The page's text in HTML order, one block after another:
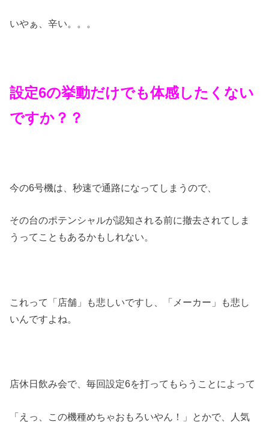
いやぁ、辛い。。。
設定6の挙動だけでも体感したくない
ですか？？
今の6号機は、秒速で通路になってしまうので、
その台のポテンシャルが認知される前に撤去されてしま
うってこともあるかもしれない。
これって「店舗」も悲しいですし、「メーカー」も悲し
いんですよね。
店休日飲み会で、毎回設定6を打ってもらうことによって
「えっ、この機種めちゃおもろいやん！」とかで、人気